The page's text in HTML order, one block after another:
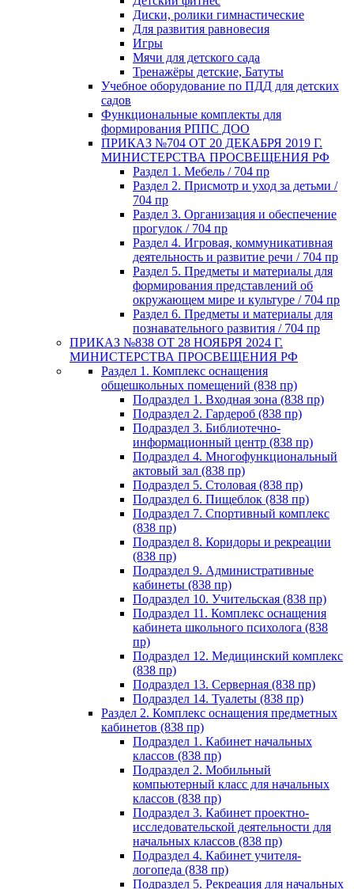
Диски, ролики гимнастические
Для развития равновесия
Игры
Мячи для детского сада
Тренажёры детские, Батуты
Учебное оборудование по ПДД для детских
садов
Функциональные комплекты для
формирования РППС ДОО
ПРИКАЗ №704 ОТ 20 ДЕКАБРЯ 2019 Г.
МИНИСТЕРСТВА ПРОСВЕЩЕНИЯ РФ
Раздел 1. Мебель / 704 пр
Раздел 2. Присмотр и уход за детьми /
704 пр
Раздел 3. Организация и обеспечение
прогулок / 704 пр
Раздел 4. Игровая, коммуникативная
деятельность и развитие речи / 704 пр
Раздел 5. Предметы и материалы для
формирования представлений об
окружающем мире и культуре / 704 пр
Раздел 6. Предметы и материалы для
познавательного развития / 704 пр
ПРИКАЗ №838 ОТ 28 НОЯБРЯ 2024 Г.
МИНИСТЕРСТВА ПРОСВЕЩЕНИЯ РФ
Раздел 1. Комплекс оснащения
общешкольных помещений (838 пр)
Подраздел 1. Входная зона (838 пр)
Подраздел 2. Гардероб (838 пр)
Подраздел 3. Библиотечно-
информационный центр (838 пр)
Подраздел 4. Многофункциональный
актовый зал (838 пр)
Подраздел 5. Столовая (838 пр)
Подраздел 6. Пищеблок (838 пр)
Подраздел 7. Спортивный комплекс
(838 пр)
Подраздел 8. Коридоры и рекреации
(838 пр)
Подраздел 9. Административные
кабинеты (838 пр)
Подраздел 10. Учительская (838 пр)
Подраздел 11. Комплекс оснащения
кабинета школьного психолога (838
пр)
Подраздел 12. Медицинский комплекс
(838 пр)
Подраздел 13. Серверная (838 пр)
Подраздел 14. Туалеты (838 пр)
Раздел 2. Комплекс оснащения предметных
кабинетов (838 пр)
Подраздел 1. Кабинет начальных
классов (838 пр)
Подраздел 2. Мобильный
компьютерный класс для начальных
классов (838 пр)
Подраздел 3. Кабинет проектно-
исследовательской деятельности для
начальных классов (838 пр)
Подраздел 4. Кабинет учителя-
логопеда (838 пр)
Подраздел 5. Рекреация для начальных